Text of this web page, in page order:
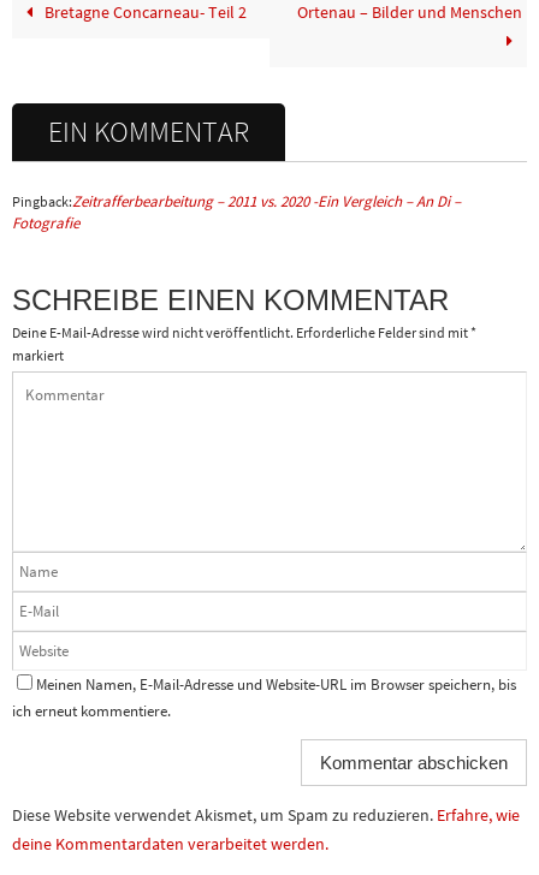
Bretagne Concarneau- Teil 2 Ortenau – Bilder und Menschen
EIN KOMMENTAR
Pingback:Zeitrafferbearbeitung – 2011 vs. 2020 -Ein Vergleich – An Di –
Fotografie
SCHREIBE EINEN KOMMENTAR
Deine E-Mail-Adresse wird nicht veröffentlicht. Erforderliche Felder sind mit*
markiert
Meinen Namen, E-Mail-Adresse und Website-URL im Browser speichern, bis
ich erneut kommentiere.
Diese Website verwendet Akismet, um Spam zu reduzieren. Erfahre, wie
deine Kommentardaten verarbeitet werden.